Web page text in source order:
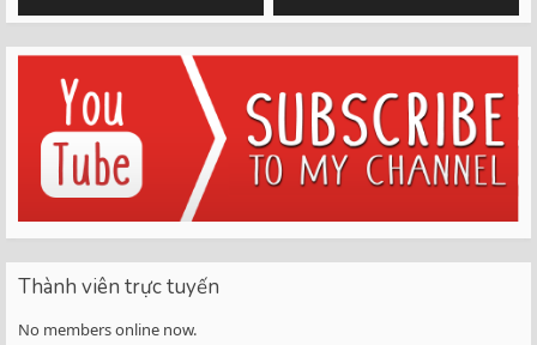
Thành viên trực tuyến
No members online now.